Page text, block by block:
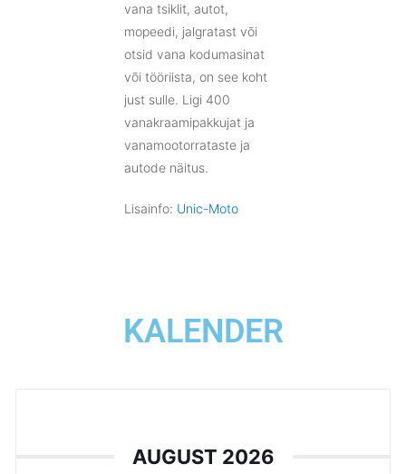
vana tsiklit, autot,
mopeedi, jalgratast või
otsid vana kodumasinat
või tööriista, on see koht
just sulle. Ligi 400
vanakraamipakkujat ja
vanamootorrataste ja
autode näitus.
Lisainfo: Unic-Moto
KALENDER
AUGUST 2026